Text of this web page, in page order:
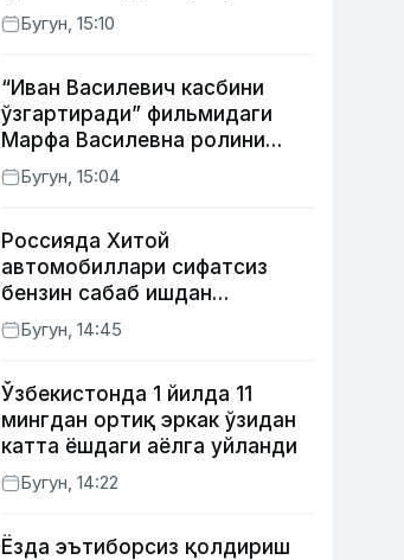
унвони таъсис этилиши
мумкин
Бугун, 15:10
“Иван Василевич касбини
ўзгартиради” фильмидаги
Марфа Василевна ролини
ижро этган актрисанинг
тақдири қандай кечди?
Бугун, 15:04
Россияда Хитой
автомобиллари сифатсиз
бензин сабаб ишдан
чиқмоқда
Бугун, 14:45
Ўзбекистонда 1 йилда 11
мингдан ортиқ эркак ўзидан
катта ёшдаги аёлга уйланди
Бугун, 14:22
Ёзда эътиборсиз қолдириш